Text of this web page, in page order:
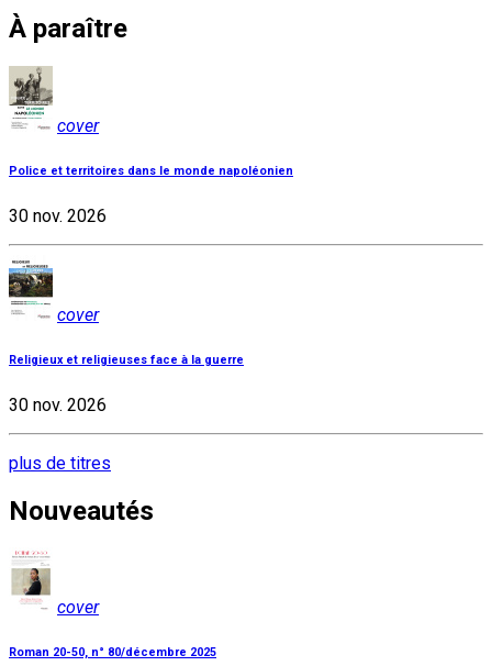
À paraître
cover
Police et territoires dans le monde napoléonien
30 nov. 2026
cover
Religieux et religieuses face à la guerre
30 nov. 2026
plus de titres
Nouveautés
cover
Roman 20-50, n° 80/décembre 2025